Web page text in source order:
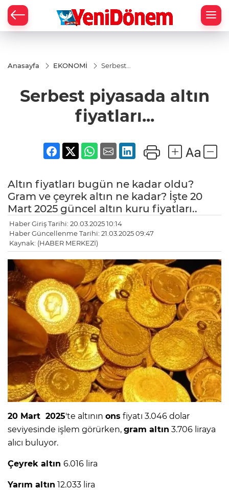
Anasayfa EKONOMİ
Serbest
fiyatları...
Serbest piyasada altın
fiyatları...
Altın fiyatları bugün ne kadar oldu?
Gram ve çeyrek altın ne kadar? İşte 20
Mart 2025 güncel altın kuru fiyatları..
Haber Giriş Tarihi: 20.03.2025 10:14
Haber Güncellenme Tarihi: 21.03.2025 09:47
Kaynak: (HABER MERKEZİ)
20 Mart 2025'te altının ons fiyatı 3.046 dolar
seviyesinde işlem görürken, gram altın 3.706 liraya
alıcı buluyor.
Çeyrek altın 6.016 lira
Yarım altın 12.033 lira